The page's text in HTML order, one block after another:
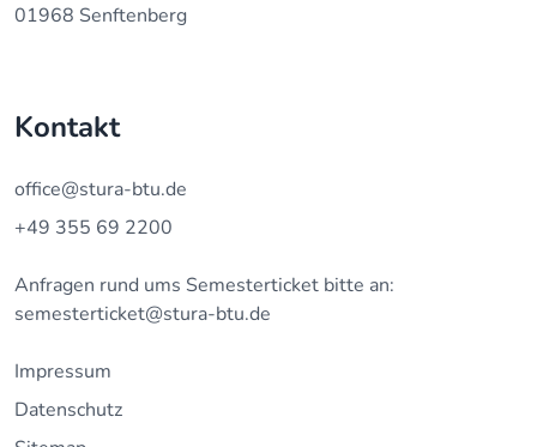
01968 Senftenberg
Kontakt
office@stura-btu.de
+49 355 69 2200
Anfragen rund ums Semesterticket bitte an:
semesterticket@stura-btu.de
Impressum
Datenschutz